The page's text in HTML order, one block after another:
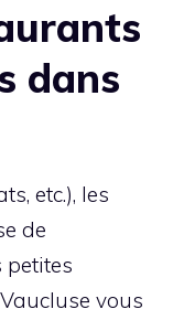
dans
etc.), les
de
petites
vous